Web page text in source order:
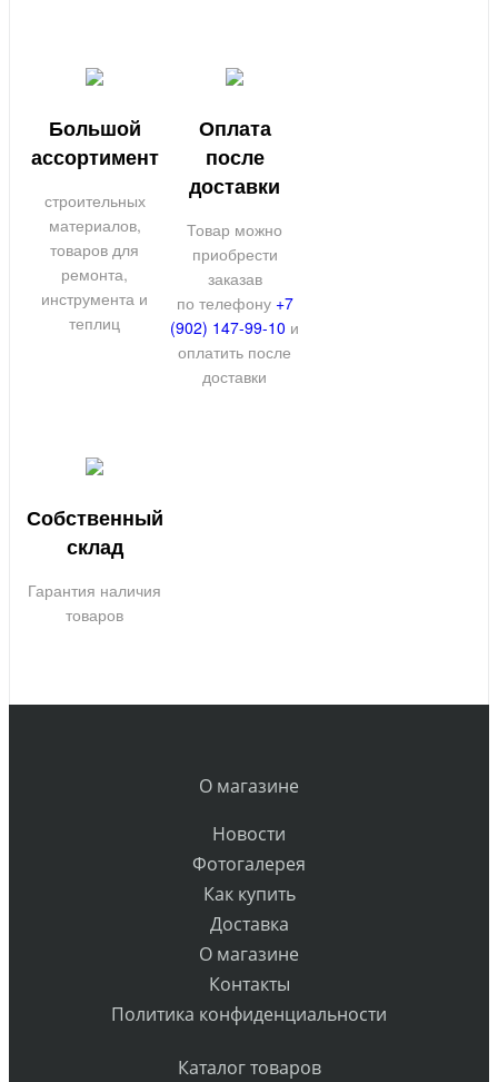
Большой
ассортимент
строительных
материалов,
товаров для
ремонта,
инструмента и
теплиц
Оплата
после
доставки
Товар можно
приобрести
заказав
по телефону +7
(902) 147-99-10 и
оплатить после
доставки
Собственный
склад
Гарантия наличия
товаров
О магазине
Новости
Фотогалерея
Как купить
Доставка
О магазине
Контакты
Политика конфиденциальности
Каталог товаров